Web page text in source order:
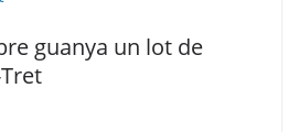
guanya un lot de